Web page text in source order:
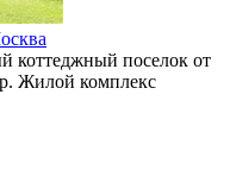
коттеджный поселок от
Жилой комплекс